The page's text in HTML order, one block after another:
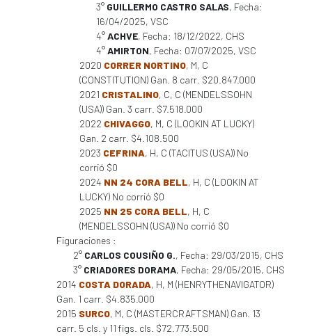
3° GUILLERMO CASTRO SALAS, Fecha:
16/04/2025, VSC
4°ACHVE, Fecha: 18/12/2022, CHS
4°AMIRTON, Fecha: 07/07/2025, VSC
2020 CORRER NORTINO, M, C
(CONSTITUTION) Gan. 8 carr. $20.847.000
2021 CRISTALINO, C, C (MENDELSSOHN
(USA)) Gan. 3 carr. $7.518.000
2022 CHIVAGGO, M, C (LOOKIN AT LUCKY)
Gan. 2 carr. $4.108.500
2023 CEFRINA, H, C (TACITUS (USA)) No
corrió $0
2024 NN 24 CORA BELL, H, C (LOOKIN AT
LUCKY) No corrió $0
2025 NN 25 CORA BELL, H, C
(MENDELSSOHN (USA)) No corrió $0
Figuraciones :
2° CARLOS COUSIÑO G., Fecha: 29/03/2015, CHS
3° CRIADORES DORAMA, Fecha: 29/05/2015, CHS
2014 COSTA DORADA, H, M (HENRYTHENAVIGATOR)
Gan. 1 carr. $4.835.000
2015 SURCO, M, C (MASTERCRAFTSMAN) Gan. 13
carr. 5 cls. y 11 figs. cls. $72.773.500